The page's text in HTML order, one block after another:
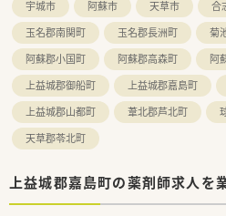
宇城市 阿蘇市 天草市 合
玉名郡南関町
玉名郡長洲町 菊
阿蘇郡小国町
阿蘇郡高森町 阿
上益城郡御船町
上益城郡嘉島町
上益城郡山都町
葦北郡芦北町
天草郡苓北町
上益城郡嘉島町の薬剤師求人を